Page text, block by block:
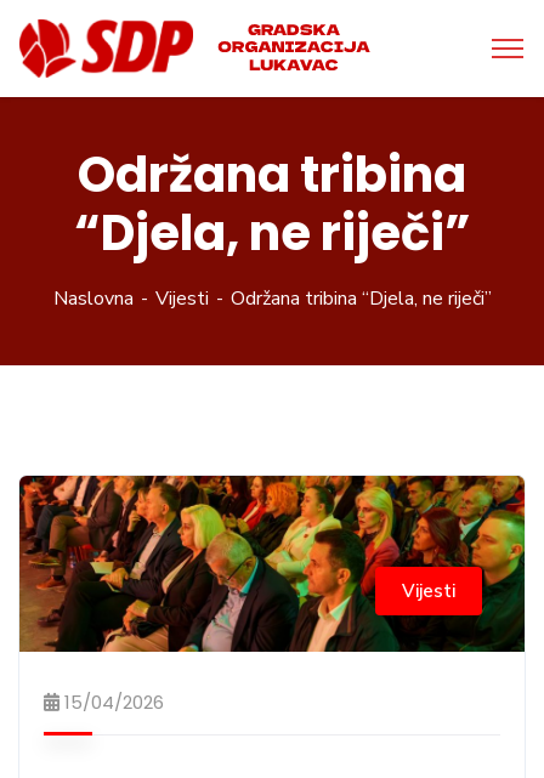
Održana tribina
“Djela, ne riječi”
Naslovna Vijesti Održana tribina “Djela, ne riječi”
Vijesti
15/04/2026